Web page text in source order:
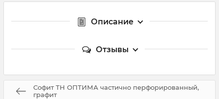
Описание
Отзывы
Софит ТН ОПТИМА частично перфорированный,
графит